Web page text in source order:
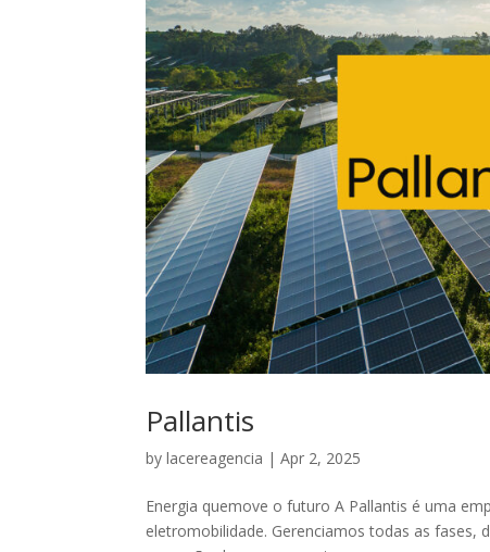
Pallantis
bylacereagencia |Apr 2, 2025
Energia quemove o futuro A Pallantis é uma
eletromobilidade. Gerenciamos todas as